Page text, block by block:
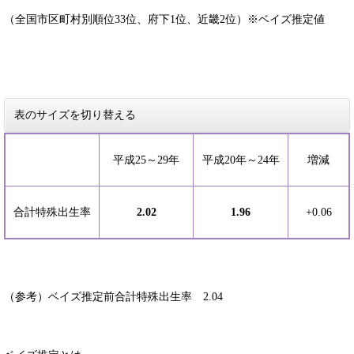
（全国市区町村別順位33位、府下1位、近畿2位）※ベイズ推定値
表のサイズを切り替える
平成25～29年 平成20年～24年 増減
合計特殊出生率 2.02 1.96 +0.06
（参考）ベイズ推定前合計特殊出生率 2.04